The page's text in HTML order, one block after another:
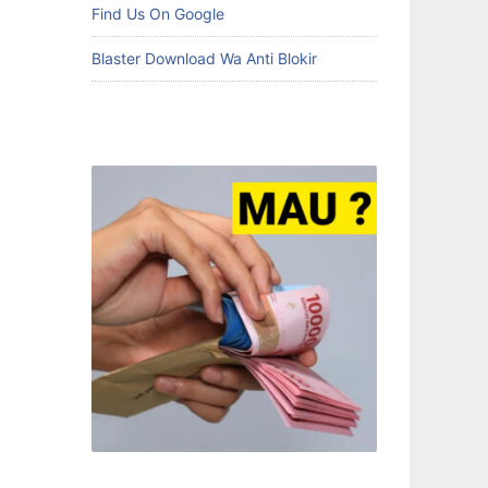
Find Us On Google
Blaster Download Wa Anti Blokir